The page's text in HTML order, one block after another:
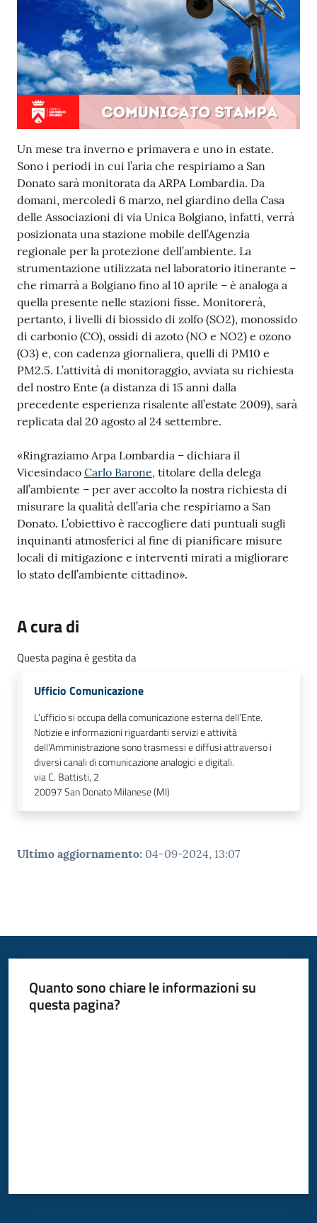
Un mese tra inverno e primavera e uno in estate.
Sono i periodi in cui l’aria che respiriamo a San
Donato sarà monitorata da ARPA Lombardia. Da
domani, mercoledì 6 marzo, nel giardino della Casa
delle Associazioni di via Unica Bolgiano, infatti, verrà
posizionata una stazione mobile dell’Agenzia
regionale per la protezione dell’ambiente. La
strumentazione utilizzata nel laboratorio itinerante –
che rimarrà a Bolgiano fino al 10 aprile – è analoga a
quella presente nelle stazioni fisse. Monitorerà,
pertanto, i livelli di biossido di zolfo (SO2), monossido
di carbonio (CO), ossidi di azoto (NO e NO2) e ozono
(O3) e, con cadenza giornaliera, quelli di PM10 e
PM2.5. L’attività di monitoraggio, avviata su richiesta
del nostro Ente (a distanza di 15 anni dalla
precedente esperienza risalente all’estate 2009), sarà
replicata dal 20 agosto al 24 settembre.
«Ringraziamo Arpa Lombardia – dichiara il
Vicesindaco Carlo Barone, titolare della delega
all’ambiente – per aver accolto la nostra richiesta di
misurare la qualità dell’aria che respiriamo a San
Donato. L’obiettivo è raccogliere dati puntuali sugli
inquinanti atmosferici al fine di pianificare misure
locali di mitigazione e interventi mirati a migliorare
lo stato dell’ambiente cittadino».
A cura di
Questa pagina è gestita da
Ufficio Comunicazione
L’ufficio si occupa della comunicazione esterna dell’Ente.
Notizie e informazioni riguardanti servizi e attività
dell’Amministrazione sono trasmessi e diffusi attraverso i
diversi canali di comunicazione analogici e digitali.
via C. Battisti, 2
20097San Donato Milanese (MI)
Ultimo aggiornamento: 04-09-2024, 13:07
Quanto sono chiare le informazioni su
questa pagina?